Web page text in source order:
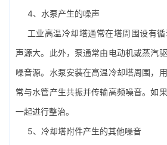
4、 水泵产生的噪声
工业高温冷却塔通常在塔周围设有
声源大。此外，泵通常由电动机或蒸汽
噪音源。水泵安装在高温冷却塔周围，
常与水管产生共振并传输高频噪音。如
一起进行整治。
5、冷却塔附件产生的其他噪音